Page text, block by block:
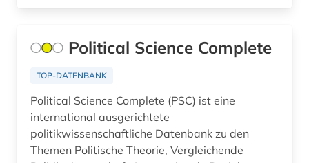
bauvertrag (1)
bauwesen (4)
bauwirtschaft (2)
bayerische staatsbibliothek (1)
Political Science Complete
TOP-DATENBANK
Political Science Complete (PSC) ist eine
international ausgerichtete
politikwissenschaftliche Datenbank zu den
Themen Politische Theorie, Vergleichende